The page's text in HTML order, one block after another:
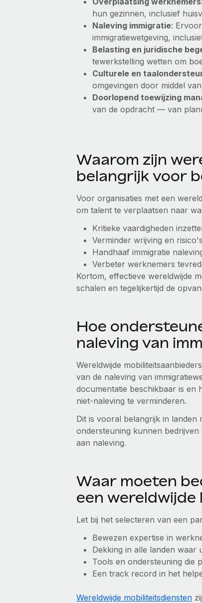
hun gezinnen, inclusief
Naleving immigratie:
immigratiewetgeving,
Belasting en juridische
tewerkstelling wetten om
Culturele en
omgevingen door middel
Doorlopend toewijzing
van de opdracht — van
Waarom zijn
belangrijk voor
Voor organisaties met een
om talent te verplaatsen naar
Kritieke vaardigheden
Verminder wrijving en
Handhaaf immigratie
Verbeter werknemers
Kortom, effectieve wereldwijde
schalen en tegelijkertijd de
Hoe
naleving van
Wereldwijde
van de naleving van
documentatie beschikbaar is en
niet-naleving te verminderen.
Dit is vooral belangrijk in landen
ondersteuning kunnen
aan naleving.
Waar moeten
een
Let bij het selecteren van een
Bewezen expertise in
Dekking in alle landen
Tools en ondersteuning die
Een track record in het
Wereldwijde mobiliteitsdiensten